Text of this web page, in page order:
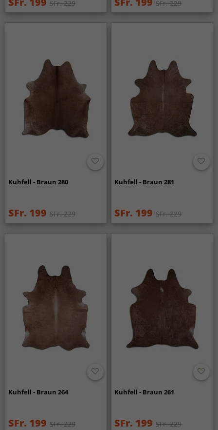
SFr. 229 SFr. 229
Kuhfell - Braun 280
SFr. 199 SFr. 229
Kuhfell - Braun 281
SFr. 199 SFr. 229
Kuhfell - Braun 264
SFr. 199 SFr. 229
Kuhfell - Braun 261
SFr. 199 SFr. 229